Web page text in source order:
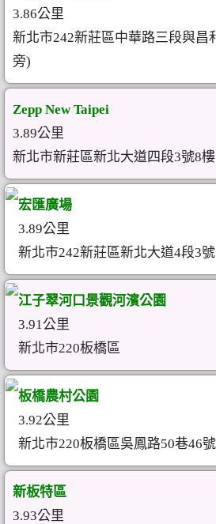
3.86公里
新北市242新莊區中華路三段與昌
旁)
Zepp New Taipei
3.89公里
新北市新莊區新北大道四段3號8樓
宏匯廣場
3.89公里
新北市242新莊區新北大道4段3號
江子翠河口景觀河濱公園
3.91公里
新北市220板橋區
板橋農村公園
3.92公里
新北市220板橋區吳鳳路50巷46號
新板特區
3.93公里